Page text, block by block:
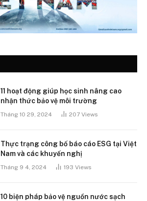
11 hoạt động giúp học sinh nâng cao
nhận thức bảo vệ môi trường
Tháng 10 29, 2024 207 Views
Thực trạng công bố báo cáo ESG tại Việt
Nam và các khuyến nghị
Tháng 9 4, 2024 193 Views
10 biện pháp bảo vệ nguồn nước sạch